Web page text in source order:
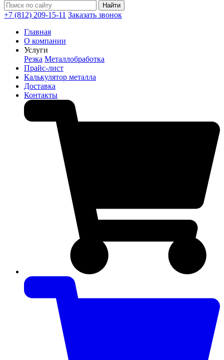
+7 (812) 209-15-11 Заказать звонок
Главная
О компании
Услуги
Резка Металлобработка
Прайс-лист
Калькулятор металла
Доставка
Контакты